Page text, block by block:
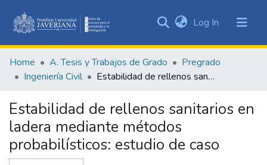
&
Collections
Statistics
Log In (current)
Home A. Tesis y Trabajos de Grado
Pregrado
Ingeniería Civil
Estabilidad de rellenos sanitarios en ladera mediante métodos probabilísticos: estudio de caso
Estabilidad de rellenos sanitarios en
ladera mediante métodos
probabilísticos: estudio de caso